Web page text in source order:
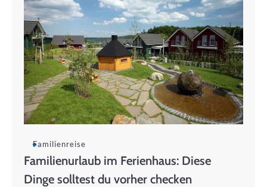
Familienreise
Familienurlaub im Ferienhaus: Diese
Dinge solltest du vorher checken